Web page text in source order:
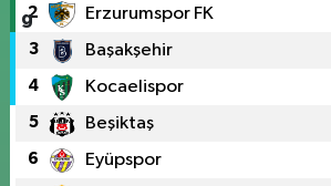
2 Erzurumspor FK
3 Başakşehir
4 Kocaelispor
5 Beşiktaş
6 Eyüpspor